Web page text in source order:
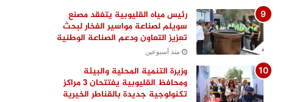
رئيس مياه القليوبية يتفقد مصنع
سويلم لصناعة مواسير الفخار لبحث
تعزيز التعاون ودعم الصناعة الوطنية
منذ أسبوعين
وزيرة التنمية المحلية والبيئة
ومحافظ القليوبية يفتتحان 3 مراكز
تكنولوجية جديدة بالقناطر الخيرية